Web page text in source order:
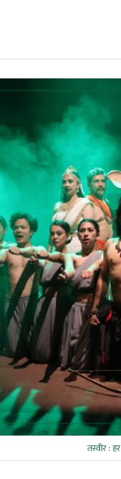
तस्वीर :